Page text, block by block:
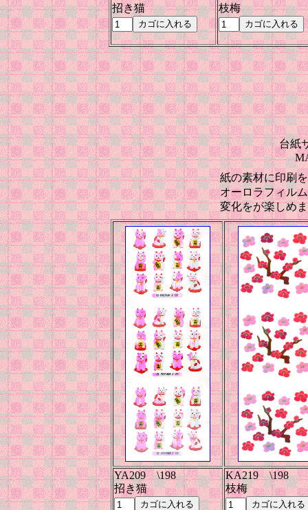
招き猫
枝梅
台紙
紙の素材に印刷
オーロラフィル
変化をが楽しめ
YA209 \198
招き猫
KA219 \198
枝梅